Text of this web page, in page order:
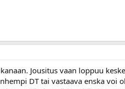
Jousitus vaan loppuu
DT tai vastaava enska